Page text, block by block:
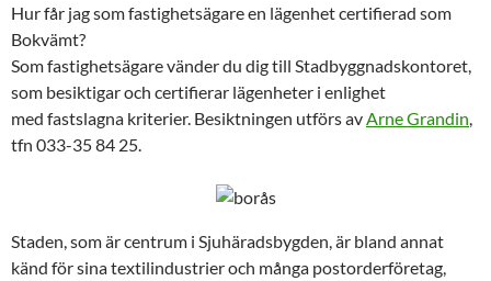
Hur får jag som fastighetsägare en lägenhet certifierad som
Bokvämt?
Som fastighetsägare vänder du dig till Stadbyggnadskontoret,
som besiktigar och certifierar lägenheter i enlighet
med fastslagna kriterier. Besiktningen utförs avArne Grandin,
tfn 033-35 84 25.
Staden, som är centrum i Sjuhäradsbygden, är bland annat
känd för sina textilindustrier och många postorderföretag,